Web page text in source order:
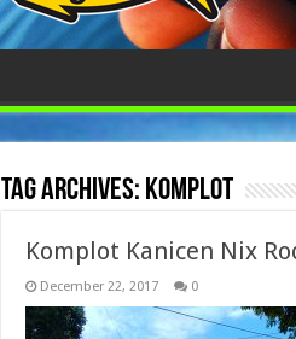
Tag Archives: komplot
Komplot Kanicen Nix
December 22, 2017 0